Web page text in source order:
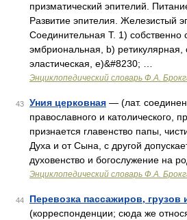
призматический эпителий.
Развитие эпителия. Железистый
Соединительная Т. 1) собственно
эмбриональная, b) ретикулярная,
эластическая, е)&#8230; …
Энциклопедический словарь Ф.А.
43 Уния церковная — (лат.
православного и католического,
признается главенство папы,
Духа и от Сына, с другой
духовенство и богослужение на
Энциклопедический словарь Ф.А.
44 Перевозка пассажиров, грузов
(корреспонденции; сюда же